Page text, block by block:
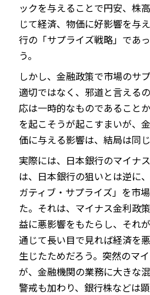
ックを与えることで円安、株
じて経済、物価に好影響を与
行の「サプライズ戦略」であ
う。
しかし、金融政策で市場のサ
適切ではなく、邪道と言える
応は一時的なものであること
を起こそうが起こすまいが、
価に与える影響は、結局は同じ
実際には、日本銀行のマイナ
は、日本銀行の狙いとは逆に
ガティブ・サプライズ」を市
た。それは、マイナス金利政
益に悪影響をもたらし、それ
通じて長い目で見れば経済を
生じたためだろう。突然のマ
が、金融機関の業務に大きな
警戒も加わり、銀行株などは